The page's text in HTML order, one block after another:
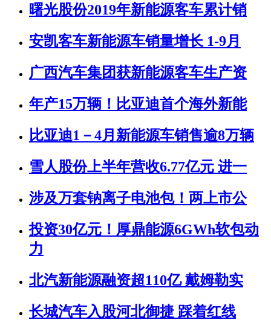
曙光股份2019年新能源客车累计销
安凯客车新能源车销量增长 1-9月
广西汽车集团获新能源客车生产资
年产15万辆！比亚迪首个海外新能
比亚迪1－4月新能源车销售逾8万辆
雪人股份上半年营收6.77亿元 进一
涉及万套钠离子电池包！两上市公
投资30亿元！厚鼎能源6GWh软包动
力
北汽新能源融资超110亿 戴姆勒实
长城汽车入股河北御捷 踩着红线